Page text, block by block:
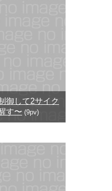
御して2サイク
す〜 (9pv)